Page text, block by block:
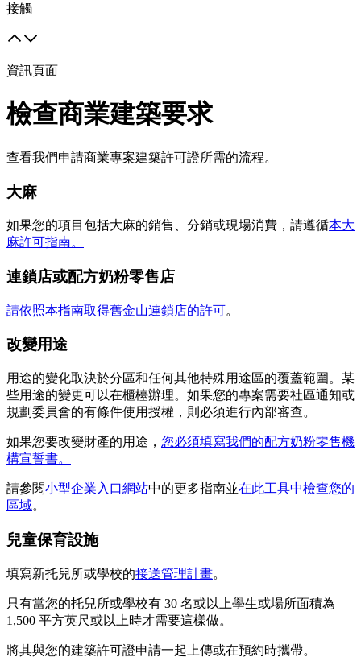
接觸
資訊頁面
檢查商業建築要求
查看我們申請商業專案建築許可證所需的流程。
大麻
如果您的項目包括大麻的銷售、分銷或現場消費，請遵循本大
麻許可指南。
連鎖店或配方奶粉零售店
請依照本指南取得舊金山連鎖店的許可。
改變用途
用途的變化取決於分區和任何其他特殊用途區的覆蓋範圍。某
些用途的變更可以在櫃檯辦理。如果您的專案需要社區通知或
規劃委員會的有條件使用授權，則必須進行內部審查。
如果您要改變財產的用途， 您必須填寫我們的配方奶粉零售機
構宣誓書。
請參閱小型企業入口網站中的更多指南並在此工具中檢查您的
區域。
兒童保育設施
填寫新托兒所或學校的接送管理計畫。
只有當您的托兒所或學校有 30 名或以上學生或場所面積為
1,500 平方英尺或以上時才需要這樣做。
將其與您的建築許可證申請一起上傳或在預約時攜帶。